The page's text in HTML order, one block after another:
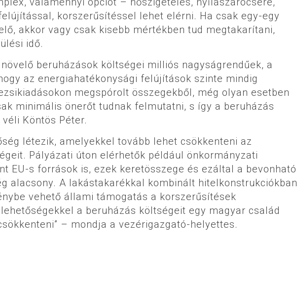
korszerűsítéssel lehet elérni. Ha csak egy-egy
akkor vagy csak kisebb mértékben tud megtakarítani,
idő.
beruházások költségei milliós nagyságrendűek, a
az energiahatékonysági felújítások szinte mindig
megspórolt összegekből, még olyan esetben
minimális önerőt tudnak felmutatni, s így a beruházás
Köntös Péter.
létezik, amelyekkel tovább lehet csökkenteni az
Pályázati úton elérhetők például önkormányzati
EU-s források is, ezek keretösszege és ezáltal a bevonható
alacsony. A lakástakarékkal kombinált hitelkonstrukciókban
vehető állami támogatás a korszerűsítések
a beruházás költségeit egy magyar család
– mondja a vezérigazgató-helyettes.